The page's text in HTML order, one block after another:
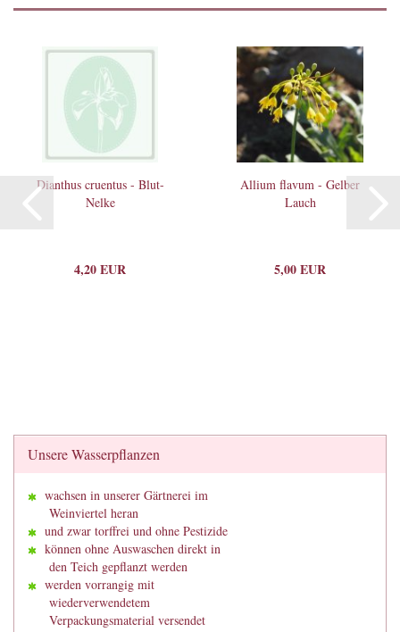
Dianthus cruentus - Blut-
Nelke
4,20 EUR
Allium flavum - Gelber
Lauch
5,00 EUR
Unsere Wasserpflanzen
wachsen in unserer Gärtnerei im
Weinviertel heran
und zwar torffrei und ohne Pestizide
können ohne Auswaschen direkt in
den Teich gepflanzt werden
werden vorrangig mit
wiederverwendetem
Verpackungsmaterial versendet